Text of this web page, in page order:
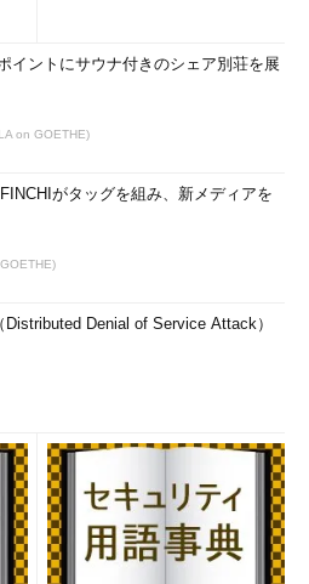
ル・データベースを対象としている
を行う。
パフォーマンス・チューニング」
デルを作成し、最終的にデータベ
。
流れ
イントにサウナ付きのシェア別荘を展
on GOETHE)
がタッグを組み、新メディアを
Distributed Denial of Service Attack）